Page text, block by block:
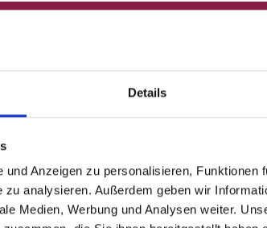
Details
Anzeigen zu personalisieren, Funktionen
zu analysieren. Außerdem geben wir
Medien, Werbung und Analysen weiter.
Kontaktlinsen